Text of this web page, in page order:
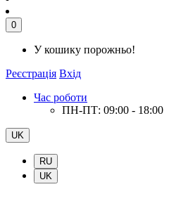
0
У кошику порожньо!
Реєстрація Вхід
Час роботи
ПН-ПТ: 09:00 - 18:00
UK
RU
UK